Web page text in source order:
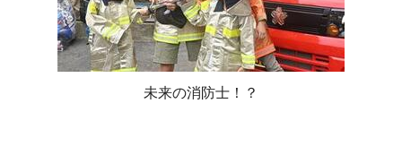
未来の消防士！？